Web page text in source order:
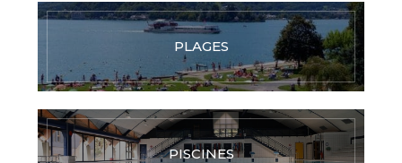
PLAGES
PISCINES